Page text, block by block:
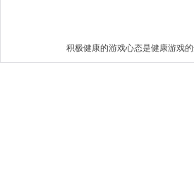
积极健康的游戏心态是健康游戏